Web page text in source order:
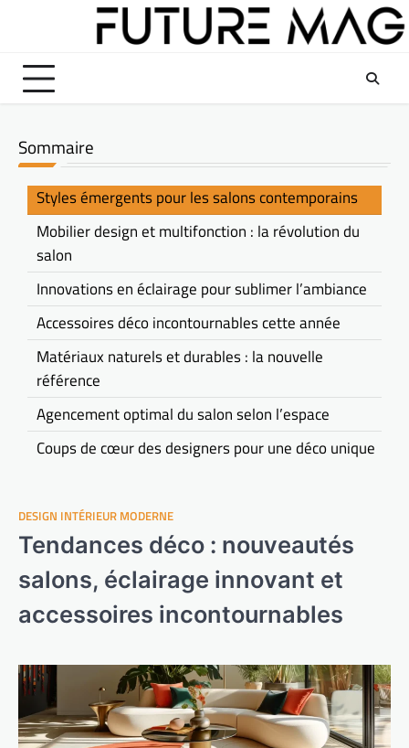
DESIGN INTÉRIEUR MODERNE
Tendances déco : nouveautés
salons, éclairage innovant et
accessoires incontournables
Sommaire
Styles émergents pour les salons contemporains
Mobilier design et multifonction : la révolution du
salon
Innovations en éclairage pour sublimer l’ambiance
Accessoires déco incontournables cette année
Matériaux naturels et durables : la nouvelle
référence
Agencement optimal du salon selon l’espace
Coups de cœur des designers pour une déco unique